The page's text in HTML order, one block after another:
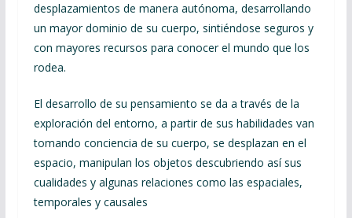
desplazamientos de manera autónoma, desarrollando
un mayor dominio de su cuerpo, sintiéndose seguros y
con mayores recursos para conocer el mundo que los
rodea.
El desarrollo de su pensamiento se da a través de la
exploración del entorno, a partir de sus habilidades van
tomando conciencia de su cuerpo, se desplazan en el
espacio, manipulan los objetos descubriendo así sus
cualidades y algunas relaciones como las espaciales,
temporales y causales